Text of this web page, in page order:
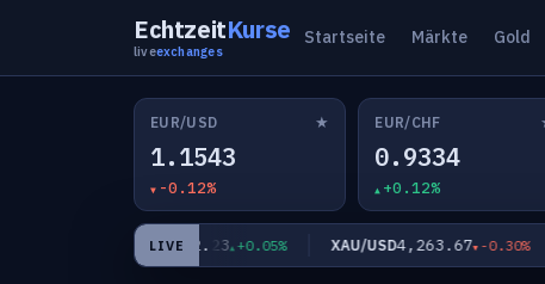
EchtzeitKurse
liveexchanges
Startseite Märkte Gold
EUR/USD ★
1.1543
-0.12%
EUR/CHF
0.9334
+0.12%
LIVE
182.23 +0.05% XAU/USD4,263.67 -0.30%